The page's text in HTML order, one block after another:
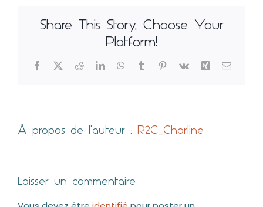
Share This Story, Choose Your
Platform!
Facebook
X RedditLinkedInWhatsApp
TumblrPinterest
Vk Xing Email
À propos de l'auteur : R2C_Charline
Laisser un commentaire